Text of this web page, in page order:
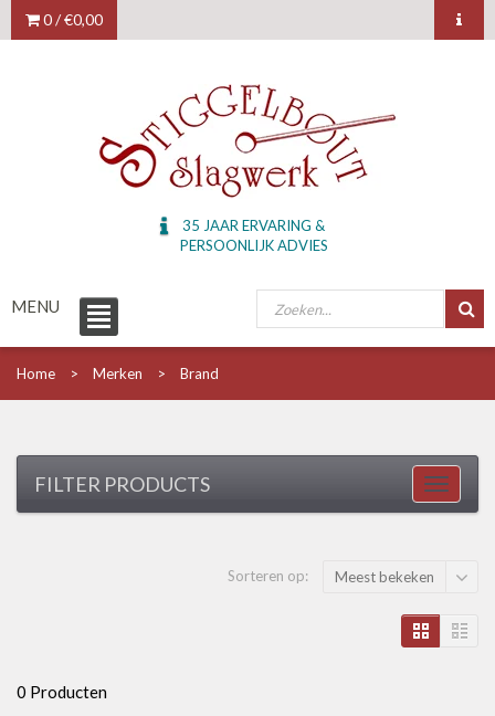
0 /€0,00
35 JAAR ERVARING &
PERSOONLIJK ADVIES
MENU
Home Merken Brand
FILTER PRODUCTS
Sorteren op: Meest bekeken
0 Producten